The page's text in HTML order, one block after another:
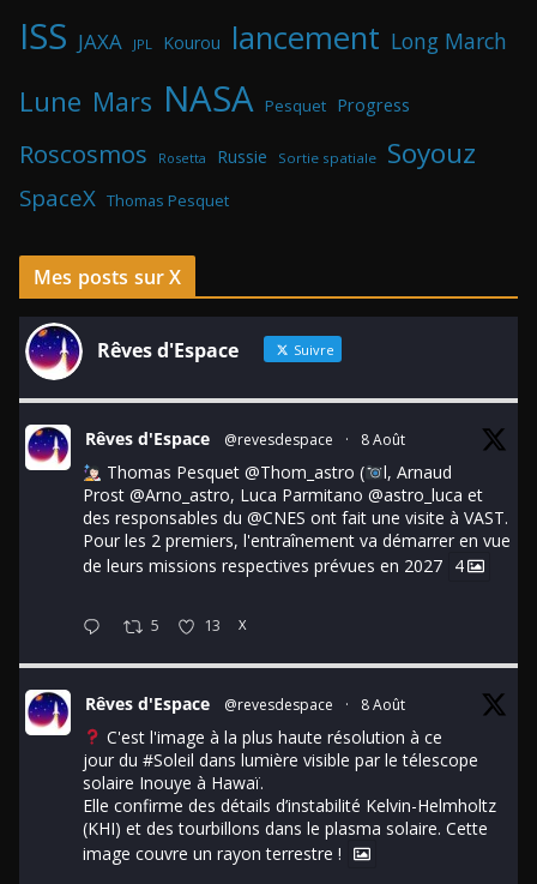
ISS JAXA JPL Kourou lancement Long March
Lune Mars NASA Pesquet Progress
Roscosmos Rosetta Russie Sortie spatiale Soyouz
SpaceX Thomas Pesquet
Mes posts sur X
Rêves d'Espace Suivre
Rêves d'Espace @revesdespace · 8 Août
Thomas Pesquet @Thom_astro (
l, Arnaud
Prost @Arno_astro, Luca Parmitano @astro_luca et
des responsables du @CNES ont fait une visite à VAST.
Pour les 2 premiers, l'entraînement va démarrer en vue
de leurs missions respectives prévues en 2027 4
5 13 X
Rêves d'Espace @revesdespace · 8 Août
C'est l'image à la plus haute résolution à ce
jour du #Soleil dans lumière visible par le télescope
solaire Inouye à Hawaï.
Elle confirme des détails d’instabilité Kelvin-Helmholtz
(KHI) et des tourbillons dans le plasma solaire. Cette
image couvre un rayon terrestre !